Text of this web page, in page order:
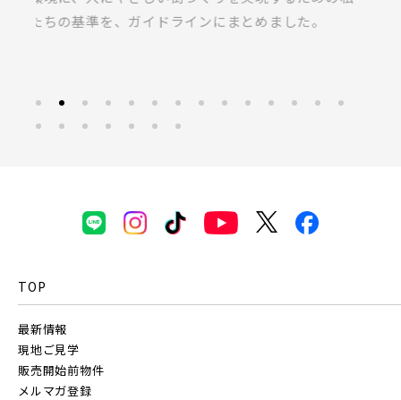
新座市(2) 桶川市(2)
久喜市(1)
三郷市(2)
幸手市(0) 吉川市(0)
市川市(5)
八千代市(1)
ラス」の共同開発による無垢桐材の壁パネル。
TOP
最新情報
現地ご見学
販売開始前物件
メルマガ登録